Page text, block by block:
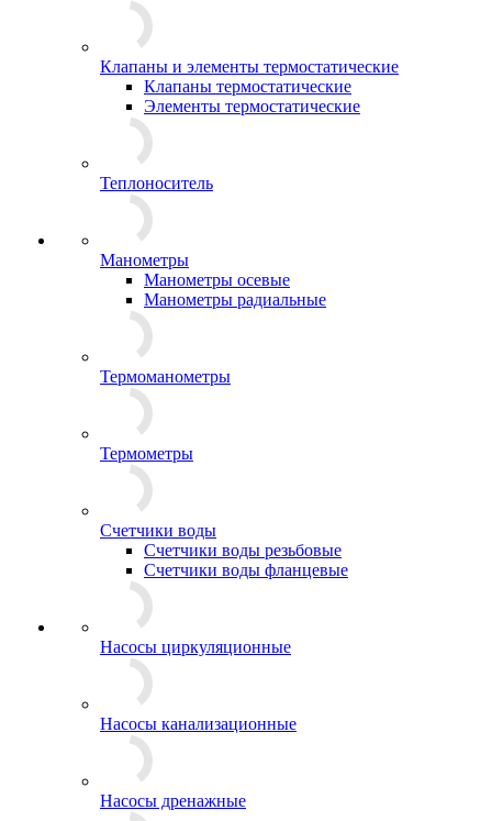
Клапаны и элементы термостатические
Клапаны термостатические
Элементы термостатические
Теплоноситель
Манометры
Манометры осевые
Манометры радиальные
Термоманометры
Термометры
Счетчики воды
Счетчики воды резьбовые
Счетчики воды фланцевые
Насосы циркуляционные
Насосы канализационные
Насосы дренажные